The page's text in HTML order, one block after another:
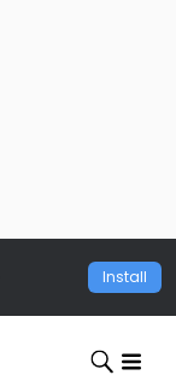
Install